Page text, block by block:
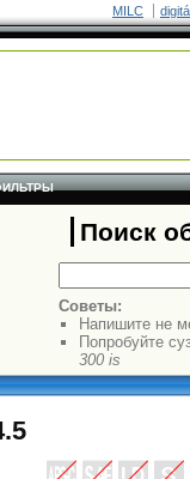
MILC
Поиск
Советы:
Напишите не
Попробуйте
300 is